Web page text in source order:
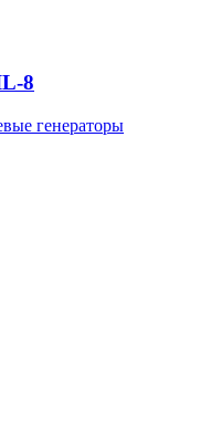
8
генераторы